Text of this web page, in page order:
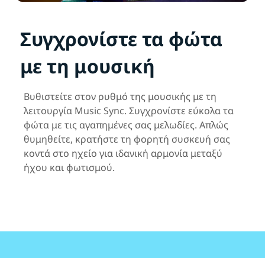
Συγχρονίστε τα φώτα
με τη μουσική
Βυθιστείτε στον ρυθμό της μουσικής με τη
λειτουργία Music Sync. Συγχρονίστε εύκολα τα
φώτα με τις αγαπημένες σας μελωδίες. Απλώς
θυμηθείτε, κρατήστε τη φορητή συσκευή σας
κοντά στο ηχείο για ιδανική αρμονία μεταξύ
ήχου και φωτισμού.